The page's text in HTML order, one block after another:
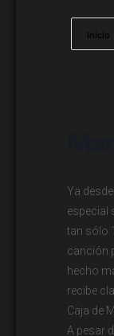
Inicio
Ya
especial
tan sólo
canción
hecho
recibe
Caja de
A pesar